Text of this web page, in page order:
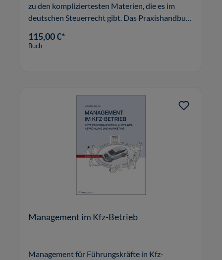
zu den kompliziertesten Materien, die es im
deutschen Steuerrecht gibt. Das Praxishandbuch
Sicherheit und schützt Sie vor
115,00 €*
Buch
Management im Kfz-Betrieb
Management für Führungskräfte in Kfz-